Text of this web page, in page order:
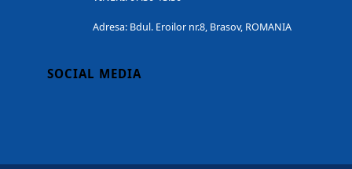
Adresa: Bdul. Eroilor nr.8, Brasov, ROMANIA
SOCIAL MEDIA